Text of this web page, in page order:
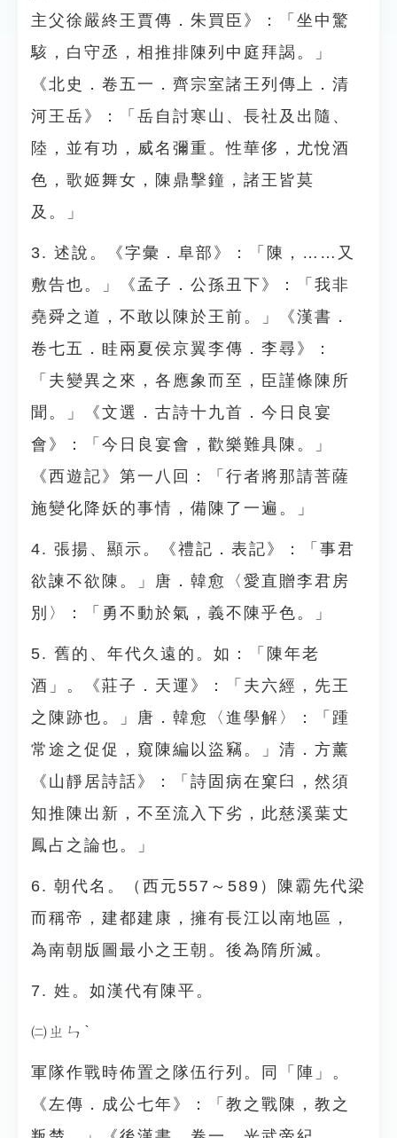
主父徐嚴終王賈傳．朱買臣》：「坐中驚
駭，白守丞，相推排陳列中庭拜謁。」
《北史．卷五一．齊宗室諸王列傳上．清
河王岳》：「岳自討寒山、長社及出隨、
陸，並有功，威名彌重。性華侈，尤悅酒
色，歌姬舞女，陳鼎擊鐘，諸王皆莫
及。」
3. 述說。《字彙．阜部》：「陳，……又
敷告也。」《孟子．公孫丑下》：「我非
堯舜之道，不敢以陳於王前。」《漢書．
卷七五．眭兩夏侯京翼李傳．李尋》：
「夫變異之來，各應象而至，臣謹條陳所
聞。」《文選．古詩十九首．今日良宴
會》：「今日良宴會，歡樂難具陳。」
《西遊記》第一八回：「行者將那請菩薩
施變化降妖的事情，備陳了一遍。」
4. 張揚、顯示。《禮記．表記》：「事君
欲諫不欲陳。」唐．韓愈〈愛直贈李君房
別〉：「勇不動於氣，義不陳乎色。」
5. 舊的、年代久遠的。如：「陳年老
酒」。《莊子．天運》：「夫六經，先王
之陳跡也。」唐．韓愈〈進學解〉：「踵
常途之促促，窺陳編以盜竊。」清．方薰
《山靜居詩話》：「詩固病在窠臼，然須
知推陳出新，不至流入下劣，此慈溪葉丈
鳳占之論也。」
6. 朝代名。（西元557～589）陳霸先代梁
而稱帝，建都建康，擁有長江以南地區，
為南朝版圖最小之王朝。後為隋所滅。
7. 姓。如漢代有陳平。
㈡ㄓㄣˋ
軍隊作戰時佈置之隊伍行列。同「陣」。
《左傳．成公七年》：「教之戰陳，教之